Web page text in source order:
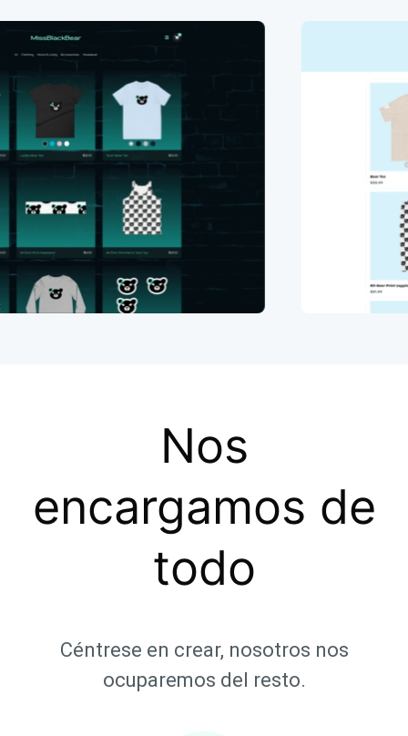
Nos
encargamos de
todo
Céntrese en crear, nosotros nos
ocuparemos del resto.